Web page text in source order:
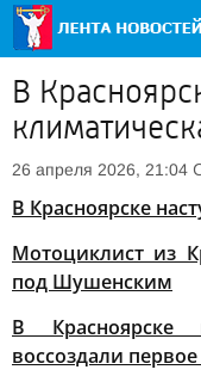
В
26 апреля 2026, 21:04
В Красноярске
Мотоциклист из
под Шушенским
В Красноярске
воссоздали